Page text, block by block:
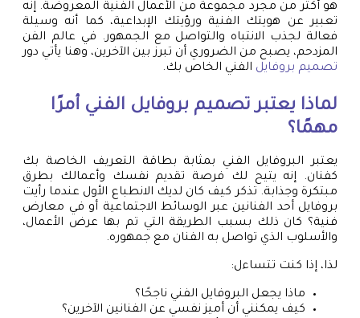
هو أكثر من مجرد مجموعة من الأعمال الفنية المعروضة. إنه
تعبير عن هويتك الفنية ورؤيتك الإبداعية، كما أنه وسيلة
فعالة لجذب الانتباه والتواصل مع الجمهور. في عالم الفن
المزدحم، يصبح من الضروري أن تبرز بين الآخرين، وهنا يأتي دور
تصميم بروفايل الفني الخاص بك.
لماذا يعتبر تصميم بروفايل الفني أمرًا
مهمًا؟
يعتبر البروفايل الفني بمثابة بطاقة التعريف الخاصة بك
كفنان. إنه يتيح لك فرصة تقديم نفسك وأعمالك بطرق
مبتكرة وجذابة. تذكر كيف كان لديك الانطباع الأول عندما رأيت
بروفايل أحد الفنانين عبر الوسائط الاجتماعية أو في معارض
فنية؟ كان ذلك بسبب الطريقة التي تم بها عرض الأعمال،
والأسلوب الذي تواصل به الفنان مع جمهوره.
لذا، إذا كنت تتساءل:
ماذا يجعل البروفايل الفني ناجحًا؟
كيف يمكنني أن أميز نفسي عن الفنانين الآخرين؟